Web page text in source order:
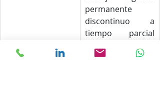
permanente
discontinuo a
tiempo parcial
Puesto Nuevo Art